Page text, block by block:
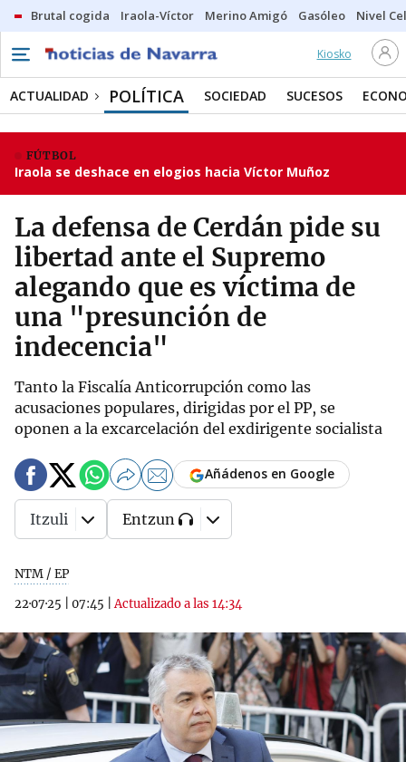
Brutal cogida Iraola-Víctor Merino Amigó Gasóleo Nivel
Kiosko
ACTUALIDAD POLÍTICA SOCIEDAD SUCESOS
FÚTBOL
Iraola se deshace en elogios hacia Víctor Muñoz
La defensa de Cerdán pide su
libertad ante el Supremo
alegando que es víctima de
una "presunción de
indecencia"
Tanto la Fiscalía Anticorrupción como las
acusaciones populares, dirigidas por el PP, se
oponen a la excarcelación del exdirigente socialista
NTM / EP
22·07·25
07:45 |Actualizado a las 14:34
Añádenos en Google
Itzuli Entzun